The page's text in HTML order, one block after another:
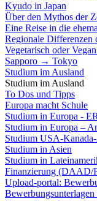
Kyudo in Japan
Über den Mythos der
Eine Reise in die
Regionale Differenzen
Vegetarisch oder
Sapporo → Tokyo
Studium im Ausland
Studium im Ausland
To Dos und Tipps
Europa macht Schule
Studium in Europa -
Studium in Europa –
Studium USA-
Studium in Asien
Studium in
Finanzierung (DAAD/
Upload-portal: